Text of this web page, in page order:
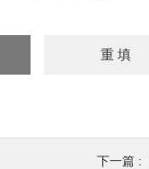
下一篇 :